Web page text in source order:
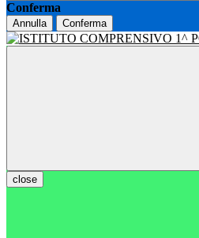
Conferma
Annulla Conferma
close